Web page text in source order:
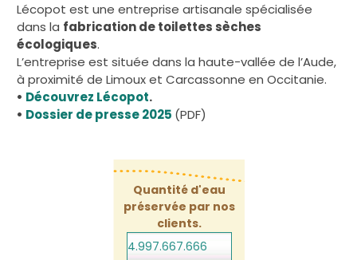
Lécopot est une entreprise artisanale spécialisée
dans la fabrication de toilettes sèches
écologiques.
L’entreprise est située dans la haute-vallée de l’Aude,
à proximité de Limoux et Carcassonne en Occitanie.
• Découvrez Lécopot.
• Dossier de presse 2025 (PDF)
Quantité d'eau
préservée par nos
clients.
4.997.667.666